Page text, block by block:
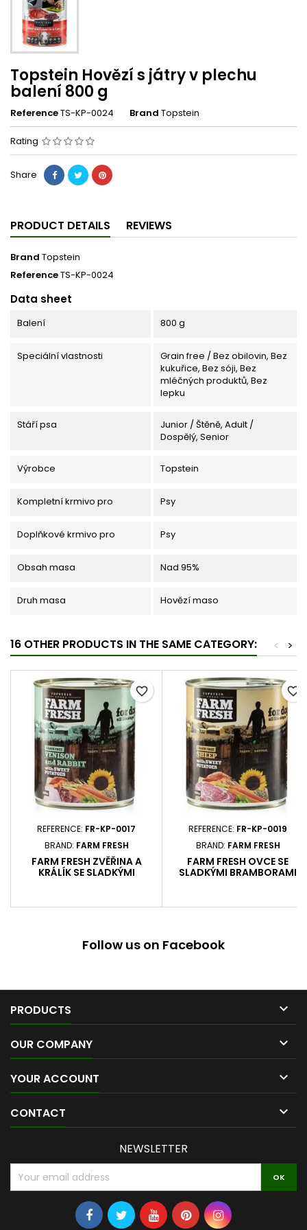
Topstein Hovězí s játry v plechu
balení 800 g
ReferenceTS-KP-0024 Brand Topstein
Rating
Share
PRODUCT DETAILS REVIEWS
Brand Topstein
ReferenceTS-KP-0024
Data sheet
Balení 800 g
Speciální vlastnosti
Grain free / Bez obilovin, Bez
kukuřice, Bez sóji, Bez
mléčných produktů, Bez
lepku
Stáří psa
Junior / Štěně, Adult /
Dospělý, Senior
Výrobce Topstein
Kompletní krmivo pro Psy
Doplňkové krmivo pro Psy
Obsah masa Nad 95%
Druh masa Hovězí maso
16 OTHER PRODUCTS IN THE SAME CATEGORY: >
<
REFERENCE: FR-KP-0017
BRAND: FARM FRESH
FARM FRESH ZVĚŘINA A
KRÁLÍK SE SLADKÝMI
favorite_border
REFERENCE: FR-KP-0019
BRAND: FARM FRESH
FARM FRESH OVCE SE
SLADKÝMI BRAMBORAMI
favorite_border
Follow us on Facebook
PRODUCTS 
OUR COMPANY 
YOUR ACCOUNT 
CONTACT 
NEWSLETTER